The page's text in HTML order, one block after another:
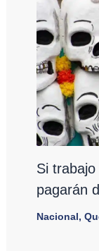
Si
pagarán
Nacional,